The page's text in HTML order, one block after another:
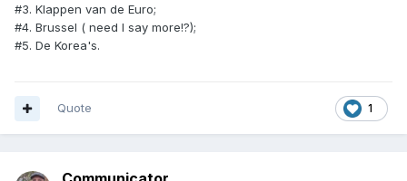
#3. Klappen van de Euro;
#4. Brussel ( need I say more!?);
#5. De Korea's.
1
Quote